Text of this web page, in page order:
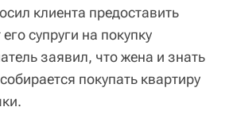
клиента предоставить
супруги на покупку
заявил, что жена и знать
покупать квартиру